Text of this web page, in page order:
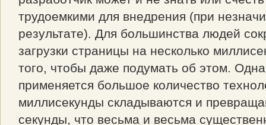
трудоемкими для внедрения (при
результате). Для большинства людей
загрузки страницы на несколько
того, чтобы даже подумать об этом.
применяется большое количество
миллисекунды складываются и
секунды, что весьма и весьма